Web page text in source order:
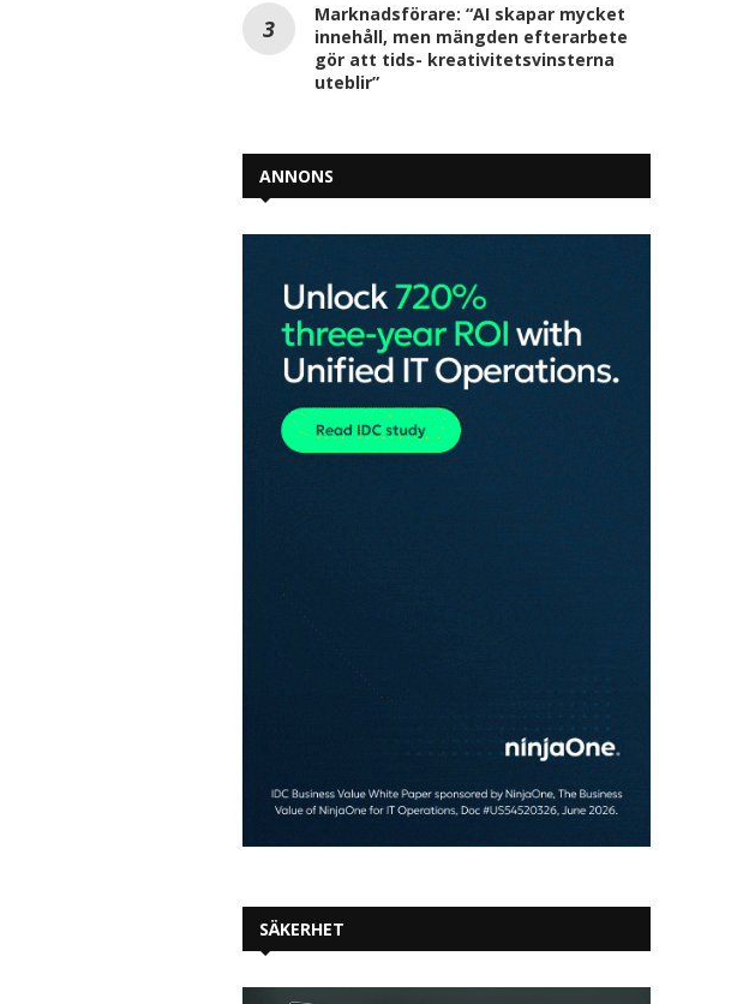
Marknadsförare: “AI skapar mycket
innehåll, men mängden efterarbete
gör att tids- kreativitetsvinsterna
uteblir”
ANNONS
SÄKERHET